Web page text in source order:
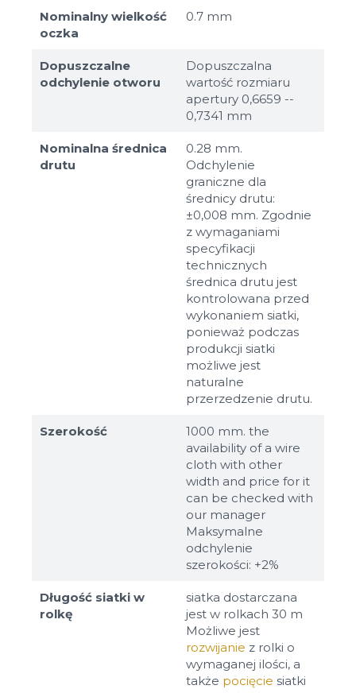
Nominalny wielkość
oczka
0.7 mm
Dopuszczalne
odchylenie otworu
Dopuszczalna
wartość rozmiaru
apertury 0,6659 --
0,7341 mm
Nominalna średnica
drutu
0.28 mm.
Odchylenie
graniczne dla
średnicy drutu:
±0,008 mm. Zgodnie
z wymaganiami
specyfikacji
technicznych
średnica drutu jest
kontrolowana przed
wykonaniem siatki,
ponieważ podczas
produkcji siatki
możliwe jest
naturalne
przerzedzenie drutu.
Szerokość
1000 mm. the
availability of a wire
cloth with other
width and price for it
can be checked with
our manager
Maksymalne
odchylenie
szerokości: +2%
Długość siatki w
rolkę
siatka dostarczana
jest w rolkach 30 m
Możliwe jest
rozwijanie z rolki o
wymaganej ilości, a
także pocięcie siatki